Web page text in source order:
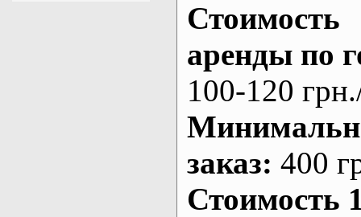
Стоимость
аренды по
100-120
заказ: 400
Стоимость